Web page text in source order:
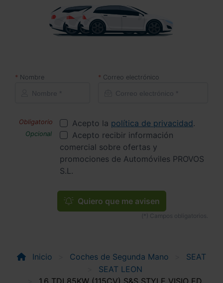
Nombre Correo electrónico
Acepto la política de privacidad.
Acepto recibir información
comercial sobre ofertas y
promociones de Automóviles PROVOS
S.L.
Quiero que me avisen
Inicio Coches de Segunda Mano
SEAT
SEAT LEON
1.6 TDI 85KW (115CV) S&S STYLE VISIO ED